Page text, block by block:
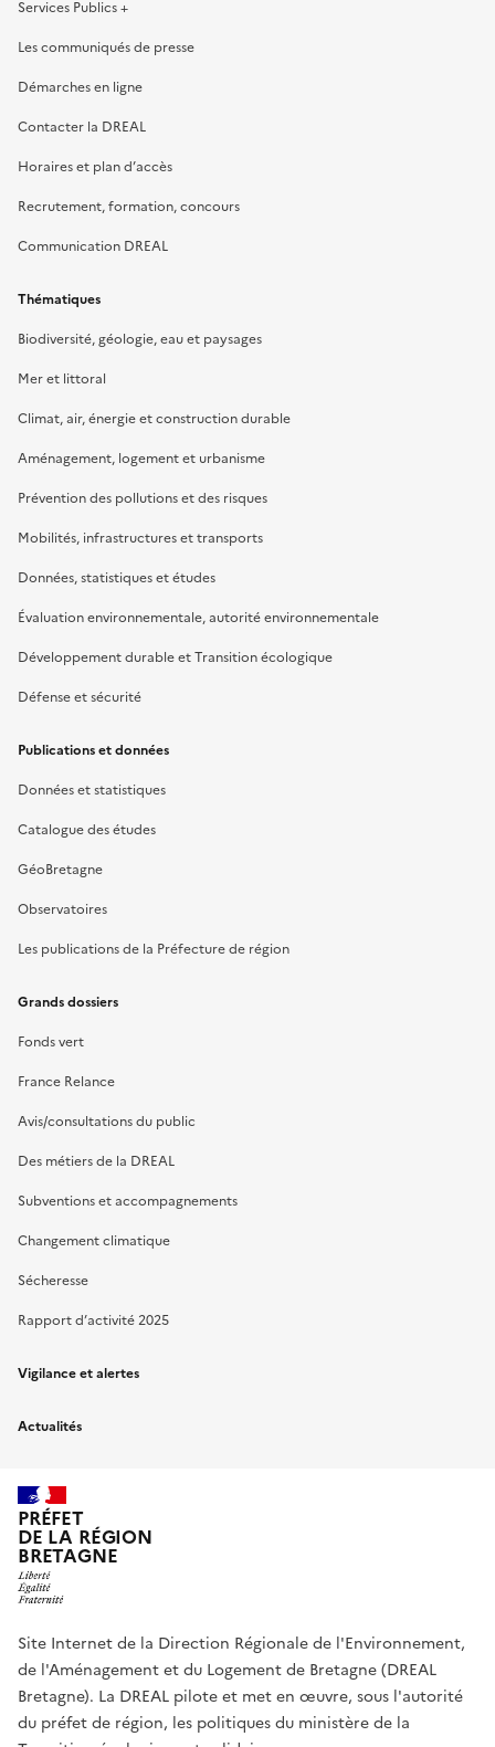
Services Publics +
Les communiqués de presse
Démarches en ligne
Contacter la DREAL
Horaires et plan d’accès
Recrutement, formation, concours
Communication DREAL
Thématiques
Biodiversité, géologie, eau et paysages
Mer et littoral
Climat, air, énergie et construction durable
Aménagement, logement et urbanisme
Prévention des pollutions et des risques
Mobilités, infrastructures et transports
Données, statistiques et études
Évaluation environnementale, autorité environnementale
Développement durable et Transition écologique
Défense et sécurité
Publications et données
Données et statistiques
Catalogue des études
GéoBretagne
Observatoires
Les publications de la Préfecture de région
Grands dossiers
Fonds vert
France Relance
Avis/consultations du public
Des métiers de la DREAL
Subventions et accompagnements
Changement climatique
Sécheresse
Rapport d’activité 2025
Vigilance et alertes
Actualités
PRÉFET
DE LA RÉGION
BRETAGNE
Site Internet de la Direction Régionale de l'Environnement,
de l'Aménagement et du Logement de Bretagne (DREAL
Bretagne). La DREAL pilote et met en œuvre, sous l'autorité
du préfet de région, les politiques du ministère de la